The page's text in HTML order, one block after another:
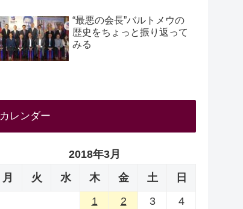
“最悪の会長”バルトメウの
歴史をちょっと振り返って
みる
カレンダー
2018年3月
月
火 水 木 金 土
日
1
2 3
4